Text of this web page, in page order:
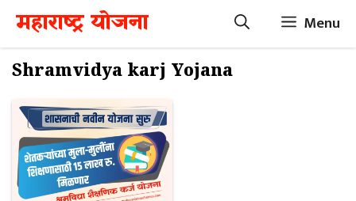
Skip
content
महाराष्ट्र योजना Menu
Shramvidya karj Yojana